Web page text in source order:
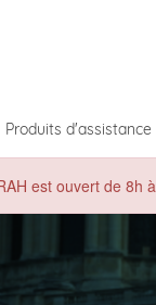
Produits d'assistance
est ouvert de 8h